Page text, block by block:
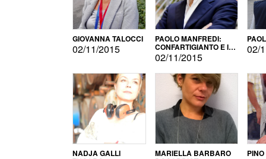
GIOVANNA TALOCCI
02/11/2015
PAOLO MANFREDI:
CONFARTIGIANTO E IL
SONDAGGIO
02/11/2015
02/
NADJA GALLI MARIELLA BARBARO